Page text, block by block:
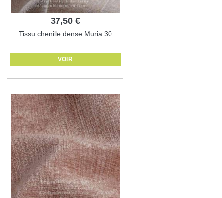
37,50 €
Tissu chenille dense Muria 30
VOIR